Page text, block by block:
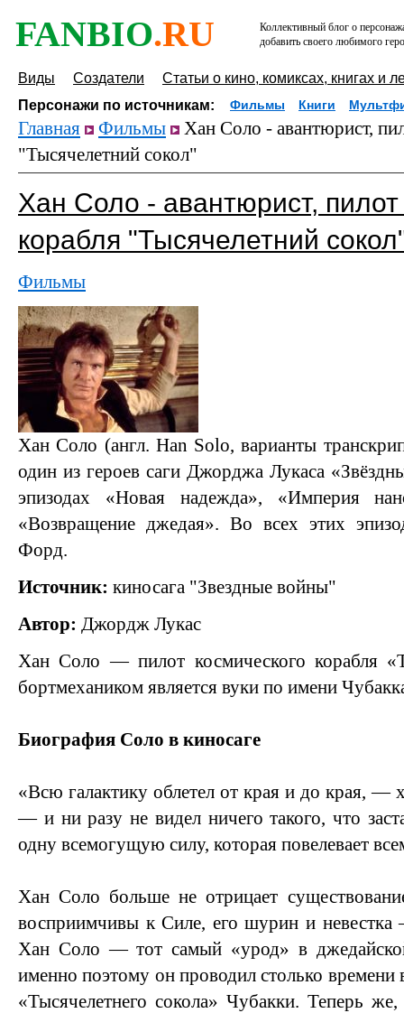
FANBIO.RU
Коллективный блог о
добавить своего любимого
Виды Создатели
Статьи о кино, комиксах, книгах и
Персонажи по источникам:
Фильмы Книги
Главная Фильмы
Хан Соло - авантюрист,
"Тысячелетний сокол"
Хан Соло - авантюрист, пилот
корабля "Тысячелетний
Фильмы
Хан Соло (англ. Han Solo, варианты
один из героев саги Джорджа Лукаса
эпизодах «Новая надежда», «Империя
«Возвращение джедая». Во всех этих
Форд.
Источник: киносага "Звездные войны"
Автор: Джордж Лукас
Хан Соло — пилот космического корабля
бортмехаником является вуки по имени
Биография Соло в киносаге
«Всю галактику облетел от края и до края, —
— и ни разу не видел ничего такого, что
одну всемогущую силу, которая повелевает
Хан Соло больше не отрицает
восприимчивы к Силе, его шурин и невестка
Хан Соло — тот самый «урод» в
именно поэтому он проводил столько времени
«Тысячелетнего сокола» Чубакки. Теперь